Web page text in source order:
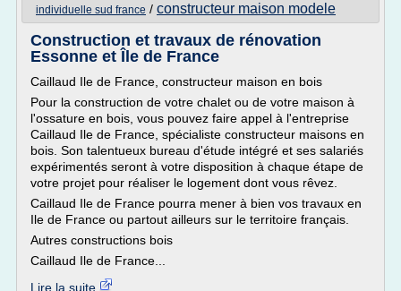
individuelle sud france / constructeur maison modele
Construction et travaux de rénovation
Essonne et Île de France
Caillaud Ile de France, constructeur maison en bois
Pour la construction de votre chalet ou de votre maison à
l'ossature en bois, vous pouvez faire appel à l'entreprise
Caillaud Ile de France, spécialiste constructeur maisons en
bois. Son talentueux bureau d'étude intégré et ses salariés
expérimentés seront à votre disposition à chaque étape de
votre projet pour réaliser le logement dont vous rêvez.
Caillaud Ile de France pourra mener à bien vos travaux en
Ile de France ou partout ailleurs sur le territoire français.
Autres constructions bois
Caillaud Ile de France...
Lire la suite